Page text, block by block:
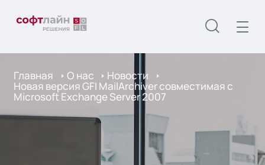
Главная О нас Новости
Новая версия GFI MailArchiver совместимая с
Microsoft Exchange Server 2007